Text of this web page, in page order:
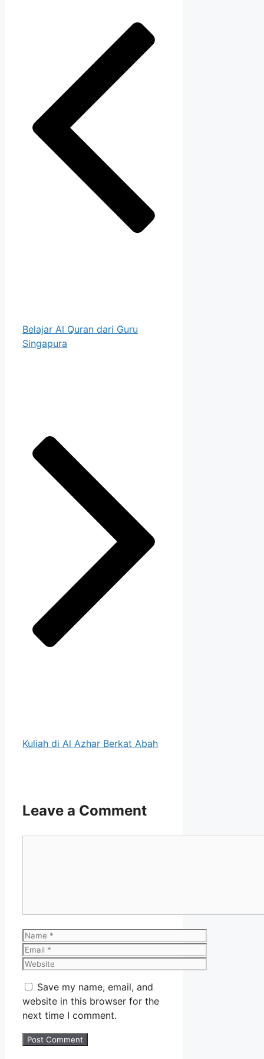
Belajar Al Quran dari Guru
Singapura
Kuliah di Al Azhar Berkat Abah
Leave a Comment
Name
Email
Website
Save my name, email, and
website in this browser for the
next time I comment.